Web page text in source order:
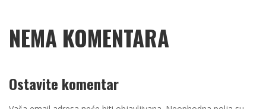
NEMA KOMENTARA
Ostavite komentar